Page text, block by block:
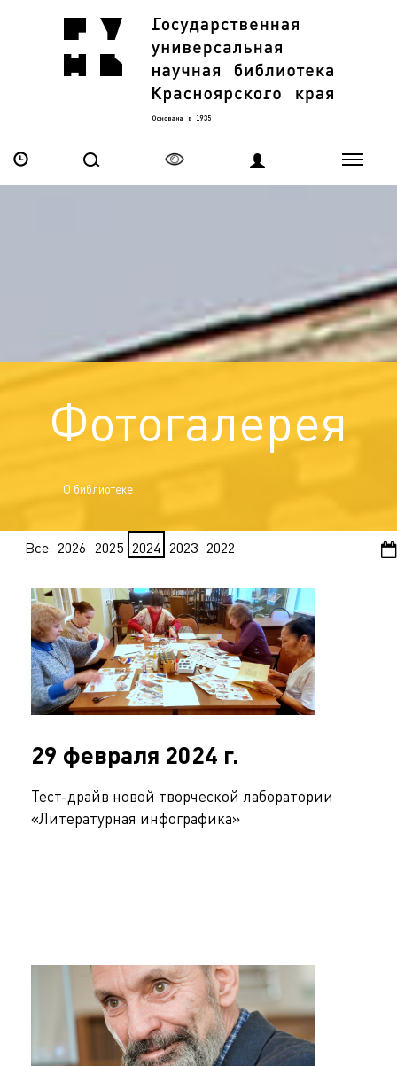
Фотогалерея
О библиотеке
Все 2026 2025 2024 2023 2022
29 февраля 2024 г.
Тест-драйв новой творческой лаборатории
«Литературная инфографика»